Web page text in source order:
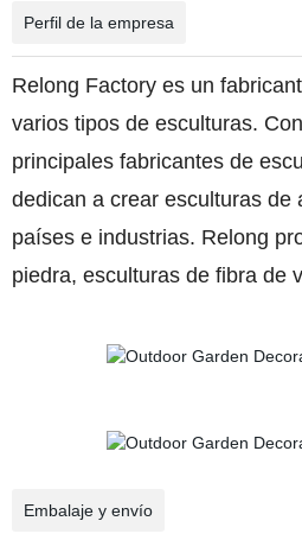
Perfil de la empresa
Relong Factory es un
varios tipos de esculturas.
principales fabricantes de
dedican a crear esculturas de
países e industrias. Relong
piedra, esculturas de fibra de
Embalaje y envío